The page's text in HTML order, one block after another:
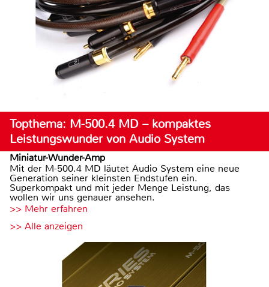
Topthema: M-500.4 MD – kompaktes
Leistungswunder von Audio System
Miniatur-Wunder-Amp
Mit der M-500.4 MD läutet Audio System eine neue
Generation seiner kleinsten Endstufen ein.
Superkompakt und mit jeder Menge Leistung, das
wollen wir uns genauer ansehen.
>> Mehr erfahren
>> Alle anzeigen